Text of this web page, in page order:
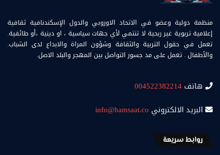
منظمة دولية وعضو في الاتحاد الاوروبي والدول الإسكندنافية ثقافية
إعلامية تربوية غير ربحية لا تنتمي لأي جهات سياسية ، او دينية ،أو طائفية.
تعمل في حقول التربية والثقافة وشؤون المراة والابداع لدى الشباب.
والأطفال . تعمل على مد جسور التواصل بين المهجر والبلد الاصل.
هاتف 004522382214
البريد الالكتروني info@hamsaat.co
روابط سريعة